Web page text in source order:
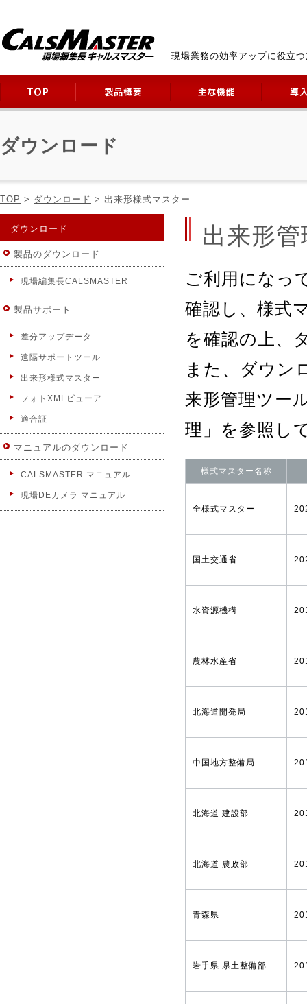
現場業務の効率アップに役立
ダウンロード
TOP > ダウンロード > 出来形様式マスター
ダウンロード
製品のダウンロード
現場編集長CALSMASTER
製品サポート
差分アップデータ
遠隔サポートツール
出来形様式マスター
フォトXMLビューア
適合証
マニュアルのダウンロード
CALSMASTER マニュアル
現場DEカメラ マニュアル
出来形
ご利用になっ
確認し、様式
を確認の上、
また、ダウン
来形管理ツー
理」を参照し
様式マスター名称
全様式マスター
国土交通省
水資源機構
農林水産省
北海道開発局
中国地方整備局
北海道 建設部
北海道 農政部
青森県
岩手県 県土整備部